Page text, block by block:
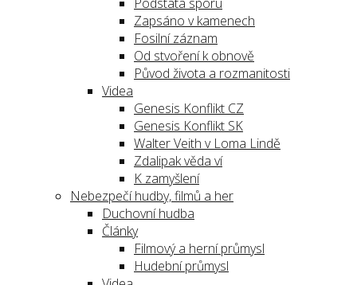
Zapsáno v kamenech
Fosilní záznam
Od stvoření k obnově
Původ života a rozmanitosti
Videa
Genesis Konflikt CZ
Genesis Konflikt SK
Walter Veith v Loma Lindě
Zdalipak věda ví
K zamyšlení
Nebezpečí hudby, filmů a her
Duchovní hudba
Články
Filmový a herní průmysl
Hudební průmysl